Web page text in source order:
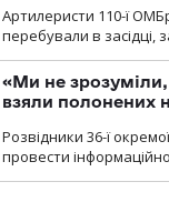
Артилеристи 110-ї
перебували в засідці,
«Ми не
взяли полонених
Розвідники 36-ї
провести